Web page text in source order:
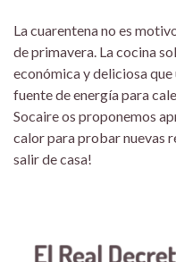
La cuarentena no es
de primavera. La cocina
económica y deliciosa
fuente de energía para
Socaire os proponemos
calor para probar nuevas
salir de casa!